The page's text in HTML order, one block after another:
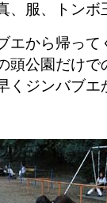
、服、トン
エから帰っ
頭公園だけ
くジンバブ